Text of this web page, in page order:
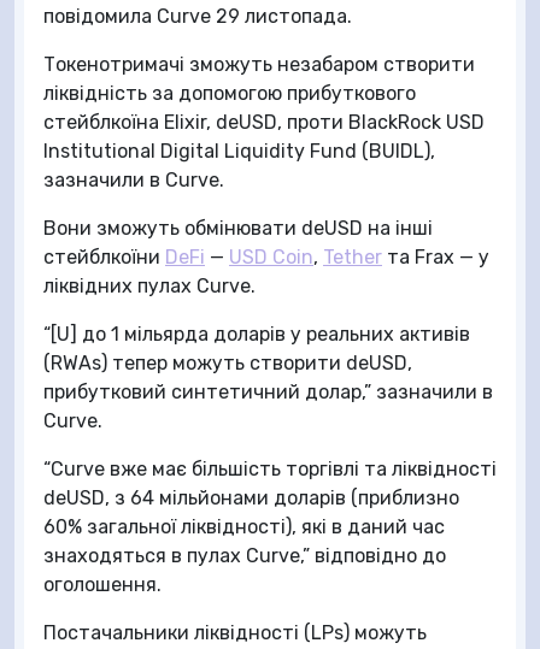
повідомила Curve 29 листопада.
Токенотримачі зможуть незабаром створити
ліквідність за допомогою прибуткового
стейблкоїна Elixir, deUSD, проти BlackRock USD
Institutional Digital Liquidity Fund (BUIDL),
зазначили в Curve.
Вони зможуть обмінювати deUSD на інші
стейблкоїни DeFi — USD Coin, Tether та Frax — у
ліквідних пулах Curve.
“[U] до 1 мільярда доларів у реальних активів
(RWAs) тепер можуть створити deUSD,
прибутковий синтетичний долар,” зазначили в
Curve.
“Curve вже має більшість торгівлі та ліквідності
deUSD, з 64 мільйонами доларів (приблизно
60% загальної ліквідності), які в даний час
знаходяться в пулах Curve,” відповідно до
оголошення.
Постачальники ліквідності (LPs) можуть